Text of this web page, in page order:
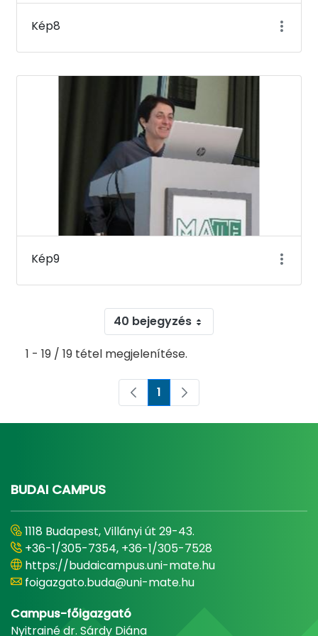
Kép8
Kép9
40 bejegyzés
1 - 19 / 19 tétel megjelenítése.
Oldal
1
BUDAI CAMPUS
1118 Budapest, Villányi út 29-43.
+36-1/305-7354, +36-1/305-7528
https://budaicampus.uni-mate.hu
foigazgato.buda@uni-mate.hu
Campus-főigazgató
Nyitrainé dr. Sárdy Diána